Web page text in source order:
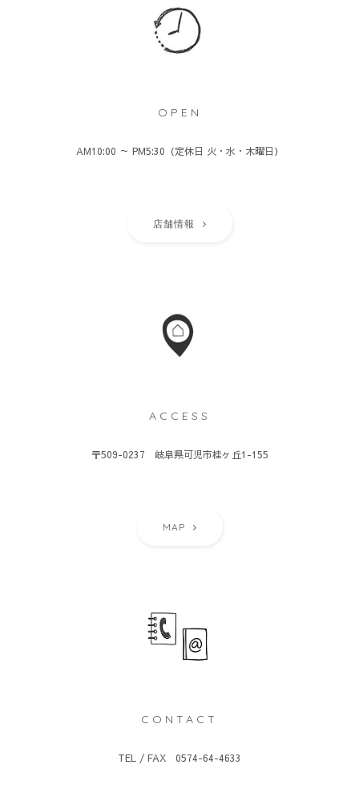
OPEN
AM10:00 ～ PM5:30（定休日 火・水・木曜日）
店舗情報
ACCESS
〒509-0237 岐阜県可児市桂ヶ丘1-155
MAP
CONTACT
TEL / FAX 0574-64-4633